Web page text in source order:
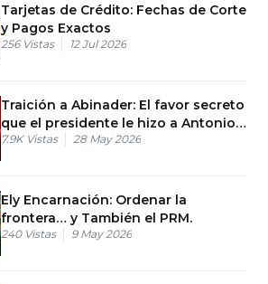
Tarjetas de Crédito: Fechas de Corte
y Pagos Exactos
256 Vistas 12 Jul 2026
Traición a Abinader: El favor secreto
que el presidente le hizo a Antonio
Taveras
7.9K Vistas 28 May 2026
Ely Encarnación: Ordenar la
frontera… y También el PRM.
240 Vistas 9 May 2026